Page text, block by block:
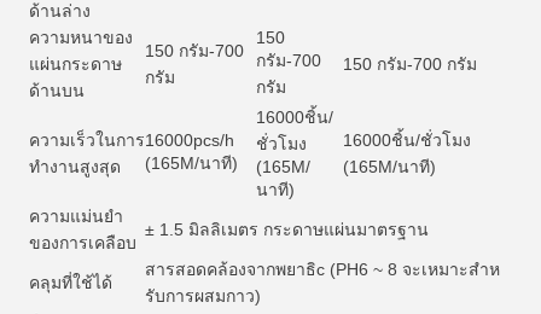
ด้านล่าง
ความหนาของ
แผ่นกระดาษ
ด้านบน
150 กรัม-700
กรัม
150
กรัม-700
กรัม
150 กรัม-700 กรัม
ความเร็วในการ
ทํางานสูงสุด
16000pcs/h
(165M/นาที)
16000ชิ้น/
ชั่วโมง
(165M/
นาที)
16000ชิ้น/ชั่วโมง
(165M/นาที)
ความแม่นยํา
ของการเคลือบ
± 1.5 มิลลิเมตร กระดาษแผ่นมาตรฐาน
คลุมที่ใช้ได้
สารสอดคล้องจากพยาธิc (PH6 ~ 8 จะเหมาะสําห
รับการผสมกาว)